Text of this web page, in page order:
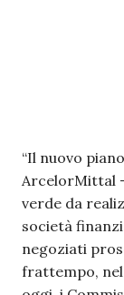
“Il nuovo
ArcelorMittal
verde da
società
negoziati
frattempo, nel